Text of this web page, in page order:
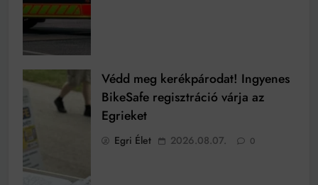
Védd meg kerékpárodat! Ingyenes
BikeSafe regisztráció várja az
Egrieket
Egri Élet 2026.08.07. 0